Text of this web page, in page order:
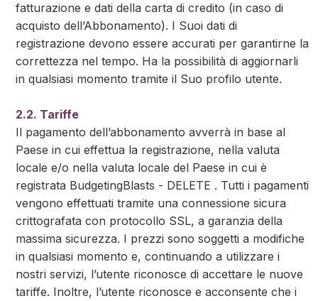
fatturazione e dati della carta di credito (in caso di
acquisto dell’Abbonamento). I Suoi dati di
registrazione devono essere accurati per garantirne la
correttezza nel tempo. Ha la possibilità di aggiornarli
in qualsiasi momento tramite il Suo profilo utente.
2.2. Tariffe
Il pagamento dell’abbonamento avverrà in base al
Paese in cui effettua la registrazione, nella valuta
locale e/o nella valuta locale del Paese in cui è
registrata BudgetingBlasts - DELETE . Tutti i pagamenti
vengono effettuati tramite una connessione sicura
crittografata con protocollo SSL, a garanzia della
massima sicurezza. I prezzi sono soggetti a modifiche
in qualsiasi momento e, continuando a utilizzare i
nostri servizi, l’utente riconosce di accettare le nuove
tariffe. Inoltre, l’utente riconosce e acconsente che i